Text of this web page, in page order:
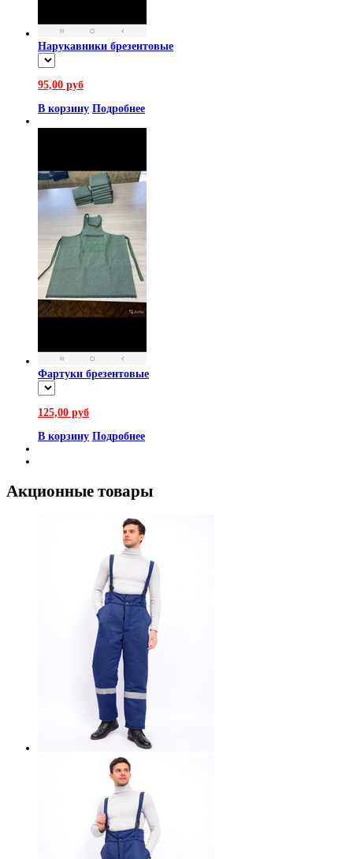
Нарукавники брезентовые
95,00 руб
В корзину Подробнее
Фартуки брезентовые
125,00 руб
В корзину Подробнее
Акционные товары